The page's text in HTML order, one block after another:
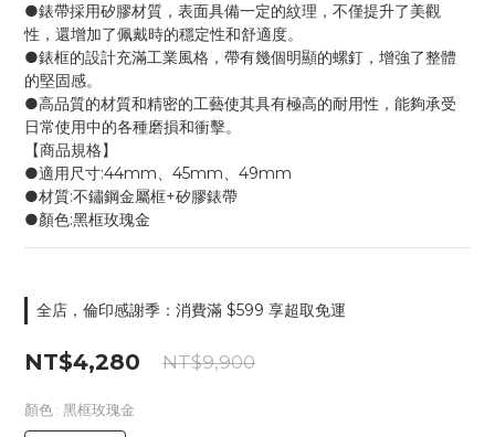
●錶帶採用矽膠材質，表面具備一定的紋理，不僅提升了美觀
性，還增加了佩戴時的穩定性和舒適度。
●錶框的設計充滿工業風格，帶有幾個明顯的螺釘，增強了整體
的堅固感。
●高品質的材質和精密的工藝使其具有極高的耐用性，能夠承受
日常使用中的各種磨損和衝擊。
【商品規格】
●適用尺寸:44mm、45mm、49mm
●材質:不鏽鋼金屬框+矽膠錶帶
●顏色:黑框玫瑰金
全店，倫印感謝季：消費滿 $599 享超取免運
NT$4,280 NT$9,900
顏色 : 黑框玫瑰金